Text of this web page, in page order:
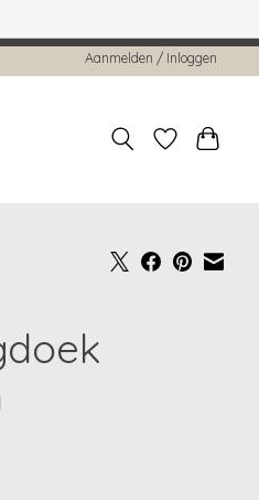
Aanmelden / Inloggen